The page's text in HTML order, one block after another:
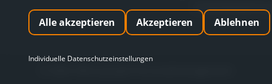
Initiativbewerbung
Individuelle Datenschutzeinstellungen
Ablehnen
Alle akzeptieren Akzeptieren